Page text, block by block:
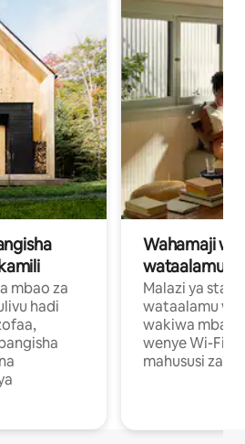
mbao za
hadi
Wahamaji
wataalamu
Malazi ya
wataalamu
wakiwa mbali
wenye Wi-Fi
mahususi za